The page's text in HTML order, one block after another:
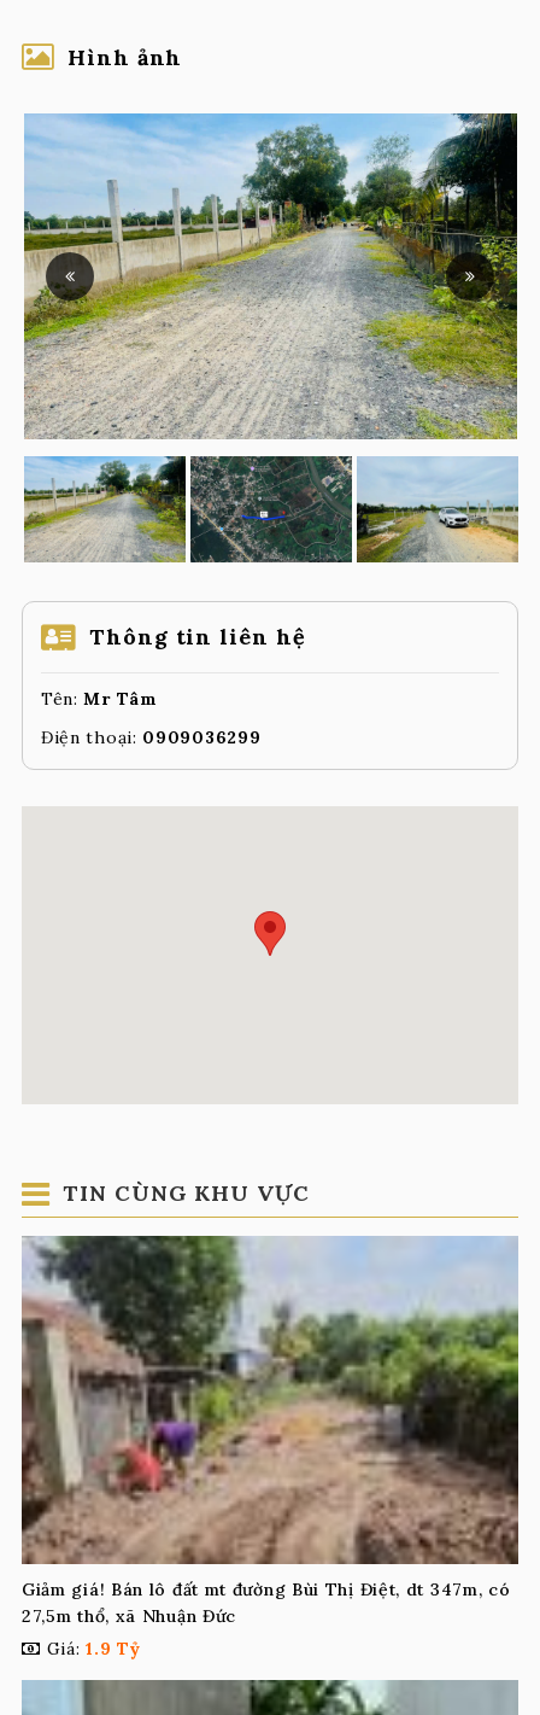
Hình ảnh
Thông tin liên hệ
Tên:Mr Tâm
Điện thoại: 0909036299
TIN CÙNG KHU VỰC
Giảm giá! Bán lô đất mt đường Bùi Thị Điệt, dt 347m, có
27,5m thổ, xã Nhuận Đức
Giá: 1.9 Tỷ